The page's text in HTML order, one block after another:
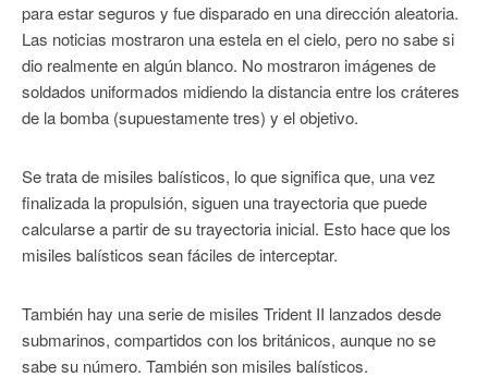
para estar seguros y fue disparado en una dirección aleatoria.
Las noticias mostraron una estela en el cielo, pero no sabe si
dio realmente en algún blanco. No mostraron imágenes de
soldados uniformados midiendo la distancia entre los cráteres
de la bomba (supuestamente tres) y el objetivo.
Se trata de misiles balísticos, lo que significa que, una vez
finalizada la propulsión, siguen una trayectoria que puede
calcularse a partir de su trayectoria inicial. Esto hace que los
misiles balísticos sean fáciles de interceptar.
También hay una serie de misiles Trident II lanzados desde
submarinos, compartidos con los británicos, aunque no se
sabe su número. También son misiles balísticos.